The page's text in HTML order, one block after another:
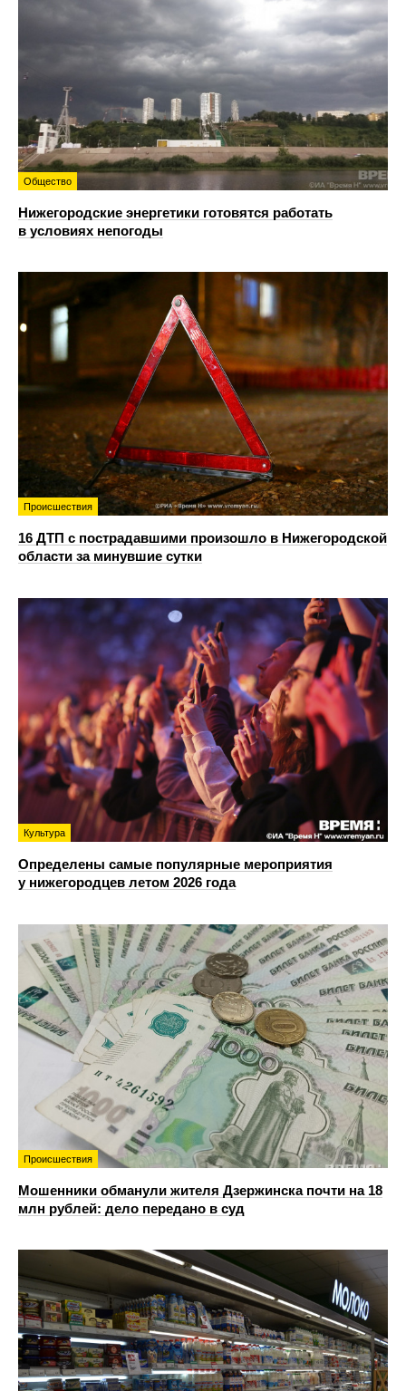
Общество
Нижегородские энергетики готовятся работать
в условиях непогоды
Происшествия
16 ДТП с пострадавшими произошло в Нижегородской
области за минувшие сутки
Культура
Определены самые популярные мероприятия
у нижегородцев летом 2026 года
Происшествия
Мошенники обманули жителя Дзержинска почти на 18
млн рублей: дело передано в суд